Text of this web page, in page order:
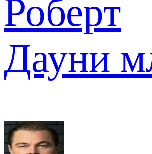
Роберт
Дауни